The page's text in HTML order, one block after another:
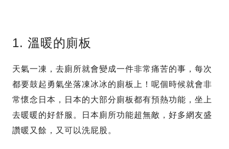
1. 溫暖的廁板
天氣一凍，去廁所就會變成一件非常痛苦的事，每次
都要鼓起勇氣坐落凍冰冰的廁板上！呢個時候就會非
常懷念日本，日本的大部分廁板都有預熱功能，坐上
去暖暖的好舒服。日本廁所功能超無敵，好多網友盛
讚暖又餘，又可以洗屁股。